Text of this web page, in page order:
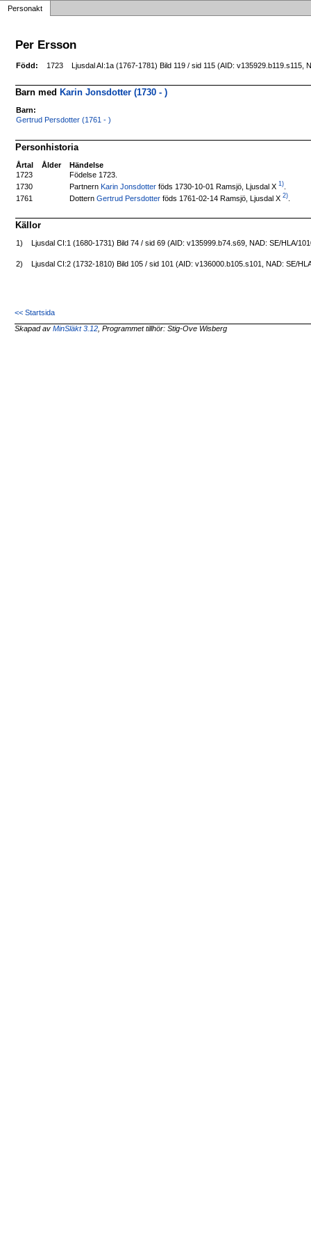
Personakt
Per Ersson
Född: 1723 Ljusdal AI:1a (1767-1781) Bild 119 / sid 115 (AID: v135929.b119.s115,
Barn med Karin Jonsdotter (1730 - )
Barn:
Gertrud Persdotter (1761 - )
Personhistoria
Årtal Ålder
Händelse
1723
Födelse 1723.
1730
PartnernKarin Jonsdotter föds 1730-10-01 Ramsjö, Ljusdal X 1)
1761
DotternGertrud Persdotter föds 1761-02-14 Ramsjö, Ljusdal X 2)
Källor
1) Ljusdal CI:1 (1680-1731) Bild 74 / sid 69 (AID: v135999.b74.s69, NAD: SE/HLA/
2) Ljusdal CI:2 (1732-1810) Bild 105 / sid 101 (AID: v136000.b105.s101, NAD: SE/
<< Startsida
Skapad avMinSläkt 3.12 , Programmet tillhör: Stig-Ove Wisberg